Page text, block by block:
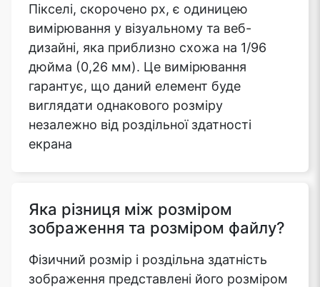
Пікселі, скорочено px, є одиницею
вимірювання у візуальному та веб-
дизайні, яка приблизно схожа на 1/96
дюйма (0,26 мм). Це вимірювання
гарантує, що даний елемент буде
виглядати однакового розміру
незалежно від роздільної здатності
екрана
Яка різниця між розміром
зображення та розміром файлу?
Фізичний розмір і роздільна здатність
зображення представлені його розміром